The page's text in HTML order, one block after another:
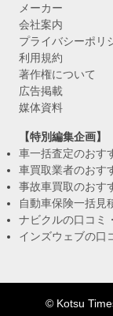
メーカー
会社案内
プライバシーポリ
利用規約
著作権について
広告掲載
媒体資料
【特別編集企画】
車一括査定のおす
車買取業者のおす
事故車買取のおす
自動車保険一括見
ナビクルの口コミ
インズウェブの口
© Kotsu